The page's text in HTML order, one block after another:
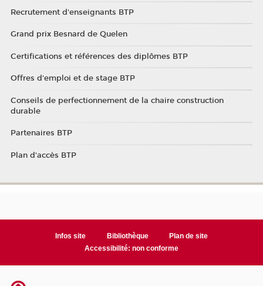
Recrutement d'enseignants BTP
Grand prix Besnard de Quelen
Certifications et références des diplômes BTP
Offres d'emploi et de stage BTP
Conseils de perfectionnement de la chaire construction
durable
Partenaires BTP
Plan d'accès BTP
Infos site Bibliothèque
Plan de site
Accessibilité: non conforme